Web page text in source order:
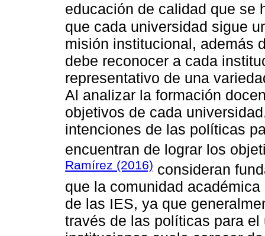
educación de calidad que se
que cada universidad sigue
misión institucional, además
debe reconocer a cada
representativo de una
Al analizar la formación
objetivos de cada
intenciones de las políticas
encuentran de lograr los
Ramírez (2016) consideran
que la comunidad
de las IES, ya que
través de las políticas para